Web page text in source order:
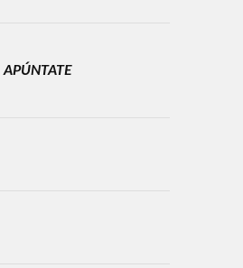
APÚNTATE